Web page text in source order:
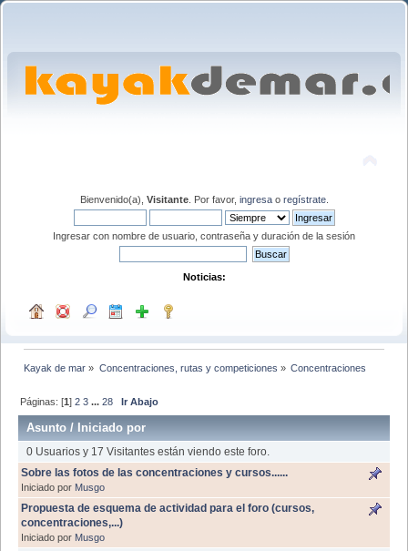
Bienvenido(a), Visitante. Por favor, ingresao regístrate.
Ingresar con nombre de usuario, contraseña y duración de la sesión
Noticias:
Kayak de mar » Concentraciones, rutas y competiciones » Concentraciones
Páginas: [1]2 3 ...28 Ir Abajo
Asunto / Iniciado por
0 Usuarios y 17 Visitantes están viendo este foro.
Sobre las fotos de las concentraciones y cursos......
Iniciado por Musgo
Propuesta de esquema de actividad para el foro (cursos,
concentraciones,...)
Iniciado por Musgo